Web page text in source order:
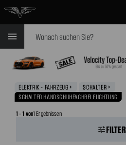
menu
ELEKTRIK - FAHRZEUG navigate_next SCHALTER navigate_next
SCHALTER HANDSCHUHFACHBELEUCHTUNG
1 - 1 von1 Ergebnissen
tuneFILTER